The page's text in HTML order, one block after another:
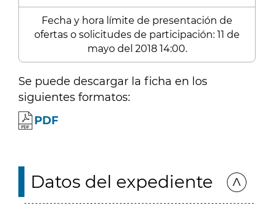
Fecha y hora límite de presentación de
ofertas o solicitudes de participación: 11 de
mayo del 2018 14:00.
Se puede descargar la ficha en los
siguientes formatos:
PDF
Datos del expediente